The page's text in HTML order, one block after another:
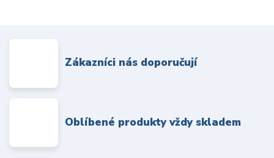
Zákazníci nás doporučují
Oblíbené produkty vždy skladem